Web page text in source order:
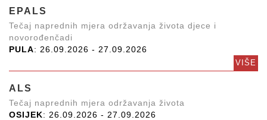
EPALS
Tečaj naprednih mjera održavanja života djece i
novorođenčadi
PULA: 26.09.2026 - 27.09.2026
VIŠE
ALS
Tečaj naprednih mjera održavanja života
OSIJEK: 26.09.2026 - 27.09.2026